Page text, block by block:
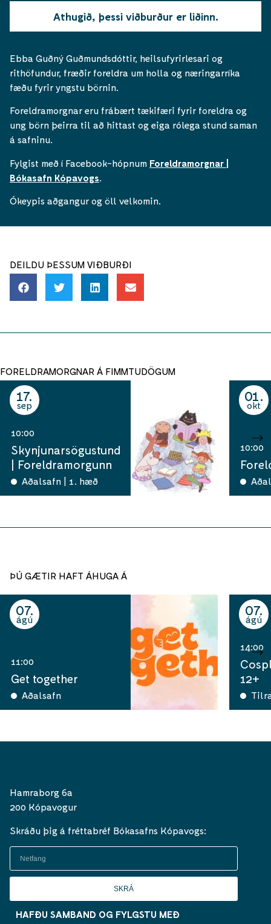
Athugið, þessi viðburður er liðinn.
Ebba Guðný Guðmundsdóttir, heilsufyrirlesari og
rithöfundur, fræðir foreldra um holla og næringarríka
fæðu fyrir yngstu börnin.
Foreldramorgnar eru frábært tækifæri fyrir foreldra og
ung börn þeirra til að hittast og eiga rólega stund saman
á safninu.
Fylgist með í Facebook-hópnum Foreldramorgnar |
Bókasafn Kópavogs
Ókeypis aðgangur og öll velkomin.
DEILDU ÞESSUM VIÐBURÐI
FORELDRAMORGNAR Á FIMMTUDÖGUM
17
sep
10:00
Skynjunarsögustund
| Foreldramorgunn
Aðalsafn | 1. hæð
01
okt
10:00
ÞÚ GÆTIR HAFT ÁHUGA Á
07
ágú
11:00
Get together
Aðalsafn
07
ágú
14:00
12+
Hamraborg 6a
200 Kópavogur
Skráðu þig á fréttabréf Bókasafns Kópavogs:
SKRÁ
HAFÐU SAMBAND OG FYLGSTU MEÐ